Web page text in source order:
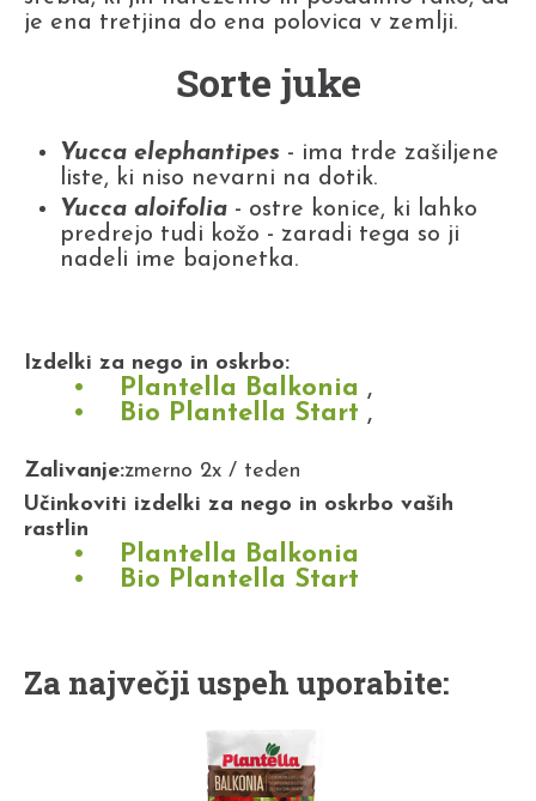
je ena tretjina do ena polovica v zemlji.
Sorte juke
Yucca elephantipes - ima trde zašiljene
liste, ki niso nevarni na dotik.
Yucca aloifolia - ostre konice, ki lahko
predrejo tudi kožo - zaradi tega so ji
nadeli ime bajonetka.
Izdelki za nego in oskrbo:
Plantella Balkonia ,
Bio Plantella Start ,
Zalivanje:zmerno 2x / teden
Učinkoviti izdelki za nego in oskrbo vaših
rastlin
Plantella Balkonia
Bio Plantella Start
Za največji uspeh uporabite: